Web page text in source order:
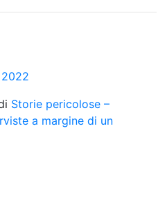
Storie pericolose –
a margine di un